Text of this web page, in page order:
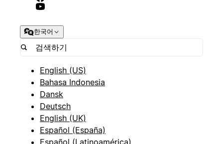
한국어
English (US)
Bahasa Indonesia
Dansk
Deutsch
English (UK)
Español (España)